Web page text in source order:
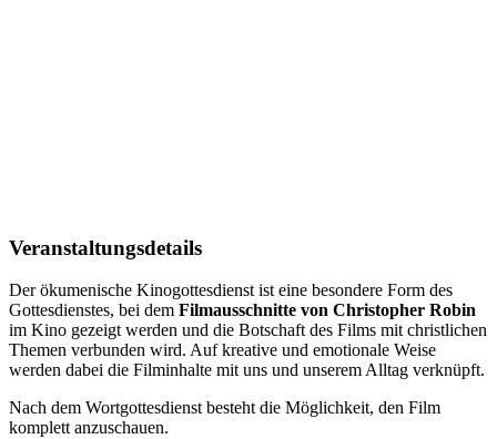
Veranstaltungsdetails
Der ökumenische Kinogottesdienst ist eine besondere Form des
Gottesdienstes, bei dem Filmausschnitte von Christopher Robin
im Kino gezeigt werden und die Botschaft des Films mit christlichen
Themen verbunden wird. Auf kreative und emotionale Weise
werden dabei die Filminhalte mit uns und unserem Alltag verknüpft.
Nach dem Wortgottesdienst besteht die Möglichkeit, den Film
komplett anzuschauen.